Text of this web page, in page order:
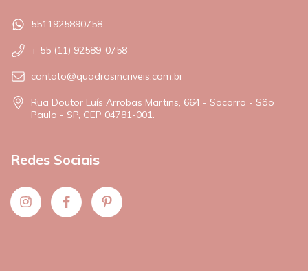
5511925890758
+ 55 (11) 92589-0758
contato@quadrosincriveis.com.br
Rua Doutor Luís Arrobas Martins, 664 - Socorro - São
Paulo - SP, CEP 04781-001.
Redes Sociais